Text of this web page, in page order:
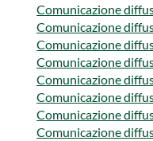
​Comunicazione
​Comunicazione
Comunicazione
​Comunicazione
Comunicazione
​Comunicazione
​Comunicazione
​Comunicazione